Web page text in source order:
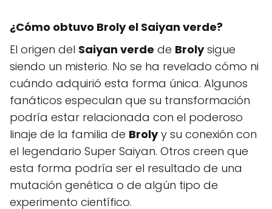
¿Cómo obtuvo Broly el Saiyan verde?
El origen del Saiyan verde de Brolysigue
siendo un misterio. No se ha revelado cómo ni
cuándo adquirió esta forma única. Algunos
fanáticos especulan que su transformación
podría estar relacionada con el poderoso
linaje de la familia de Brolyy su conexión con
el legendario Super Saiyan. Otros creen que
esta forma podría ser el resultado de una
mutación genética o de algún tipo de
experimento científico.